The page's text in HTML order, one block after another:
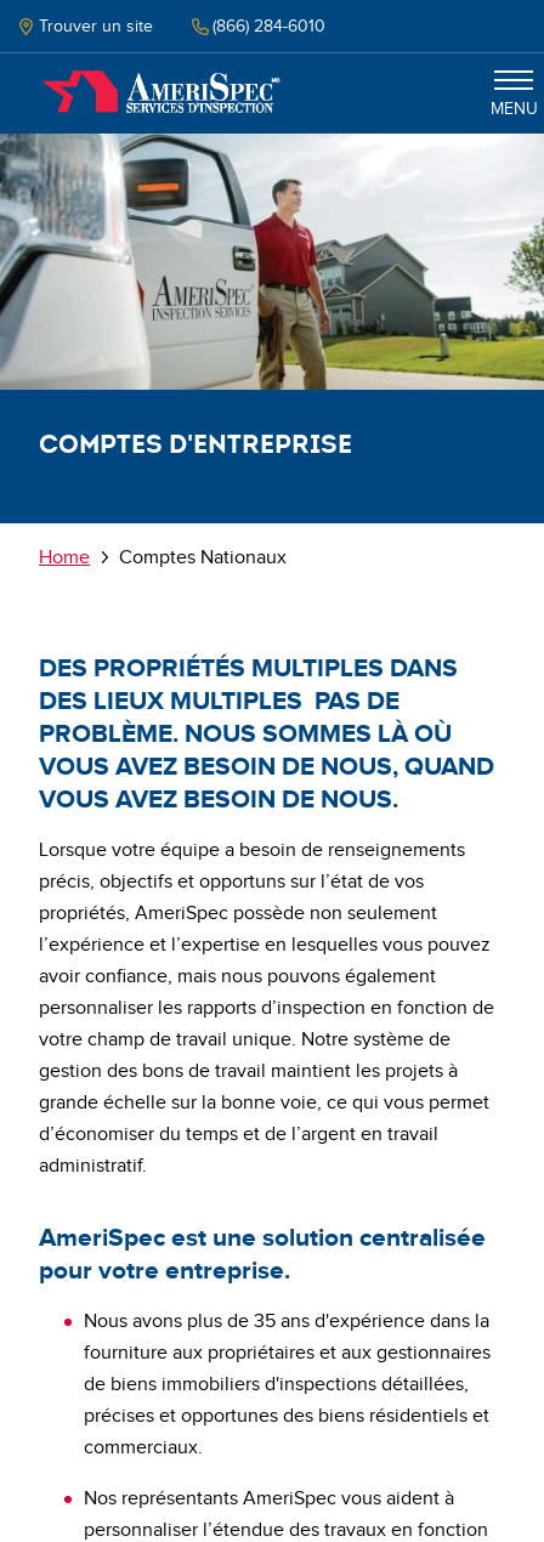
main
Trouver un site (866) 284-6010
MENU
Inspection
PRENEZ RENDEZ-VOUS
Select your language
Comptes d'entreprise
Breadcrumb
Home Comptes Nationaux
DES PROPRIÉTÉS MULTIPLES DANS
DES LIEUX MULTIPLES PAS DE
PROBLÈME. NOUS SOMMES LÀ OÙ
VOUS AVEZ BESOIN DE NOUS, QUAND
VOUS AVEZ BESOIN DE NOUS.
Lorsque votre équipe a besoin de renseignements
précis, objectifs et opportuns sur l’état de vos
propriétés, AmeriSpec possède non seulement
l’expérience et l’expertise en lesquelles vous pouvez
avoir confiance, mais nous pouvons également
personnaliser les rapports d’inspection en fonction de
votre champ de travail unique. Notre système de
gestion des bons de travail maintient les projets à
grande échelle sur la bonne voie, ce qui vous permet
d’économiser du temps et de l’argent en travail
administratif.
AmeriSpec est une solution centralisée
pour votre entreprise.
Nous avons plus de 35 ans d'expérience dans la
fourniture aux propriétaires et aux gestionnaires
de biens immobiliers d'inspections détaillées,
précises et opportunes des biens résidentiels et
commerciaux.
Nos représentants AmeriSpec vous aident à
personnaliser l’étendue des travaux en fonction